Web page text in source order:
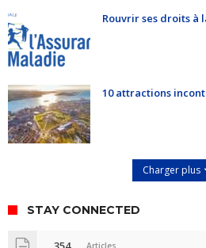
Rouvrir ses droits à
10 attractions
Charger plus
STAY CONNECTED
Articles